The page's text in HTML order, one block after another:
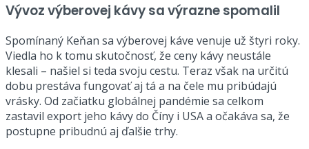
Vývoz výberovej kávy sa výrazne spomalil
Spomínaný Keňan sa výberovej káve venuje už štyri roky.
Viedla ho k tomu skutočnosť, že ceny kávy neustále
klesali – našiel si teda svoju cestu. Teraz však na určitú
dobu prestáva fungovať aj tá a na čele mu pribúdajú
vrásky. Od začiatku globálnej pandémie sa celkom
zastavil export jeho kávy do Číny i USA a očakáva sa, že
postupne pribudnú aj ďalšie trhy.